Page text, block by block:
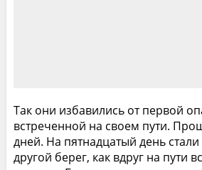
Так они избавились от первой
встреченной на своем пути.
дней. На пятнадцатый день
другой берег, как вдруг на пути